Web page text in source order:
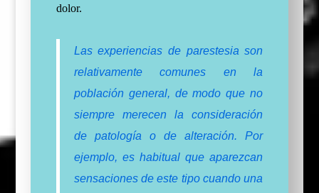
dolor.
Las experiencias de parestesia son
relativamente comunes en la
población general, de modo que no
siempre merecen la consideración
de patología o de alteración. Por
ejemplo, es habitual que aparezcan
sensaciones de este tipo cuando una